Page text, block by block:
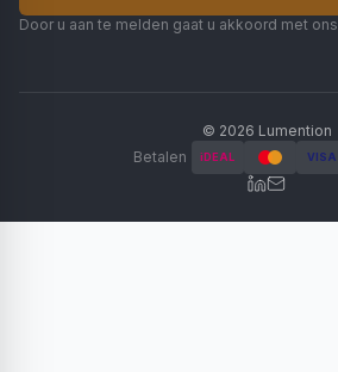
Door u aan te melden gaat u akkoord met ons
© 2026 Lumention
Betalen
iDEAL VISA